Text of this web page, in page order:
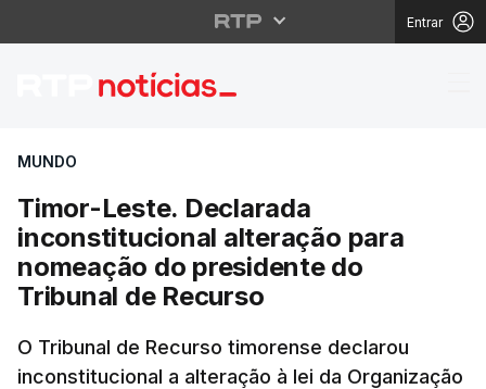
Entrar
Timor-Leste.
MUNDO
Timor-Leste. Declarada
inconstitucional alteração para
nomeação do presidente do
Tribunal de Recurso
O Tribunal de Recurso timorense declarou
inconstitucional a alteração à lei da Organização